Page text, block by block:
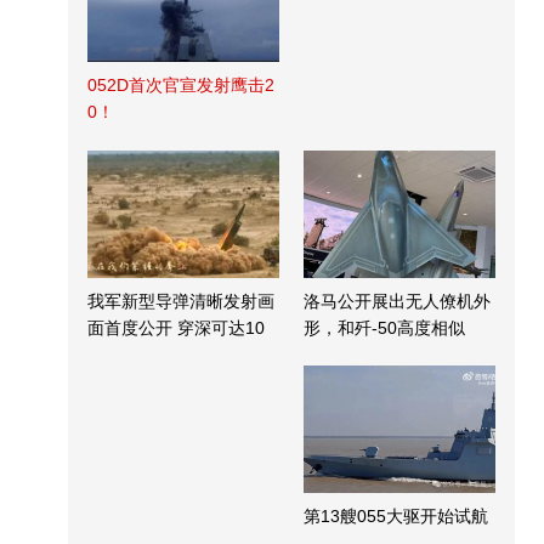
052D首次官宣发射鹰击2
0！
我军新型导弹清晰发射画
面首度公开 穿深可达10
洛马公开展出无人僚机外
形，和歼-50高度相似
第13艘055大驱开始试航